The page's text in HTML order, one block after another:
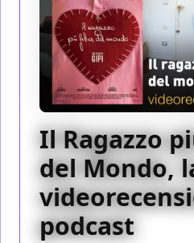
Il Ragazzo
del Mondo,
podcast